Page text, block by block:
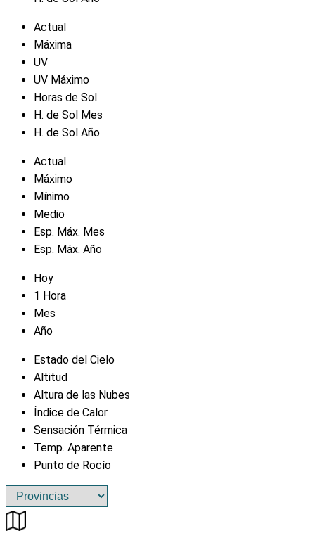
Actual
Máxima
UV
UV Máximo
Horas de Sol
H. de Sol Mes
H. de Sol Año
Actual
Máximo
Mínimo
Medio
Esp. Máx. Mes
Esp. Máx. Año
Hoy
1 Hora
Mes
Año
Estado del Cielo
Altitud
Altura de las Nubes
Índice de Calor
Sensación Térmica
Temp. Aparente
Punto de Rocío